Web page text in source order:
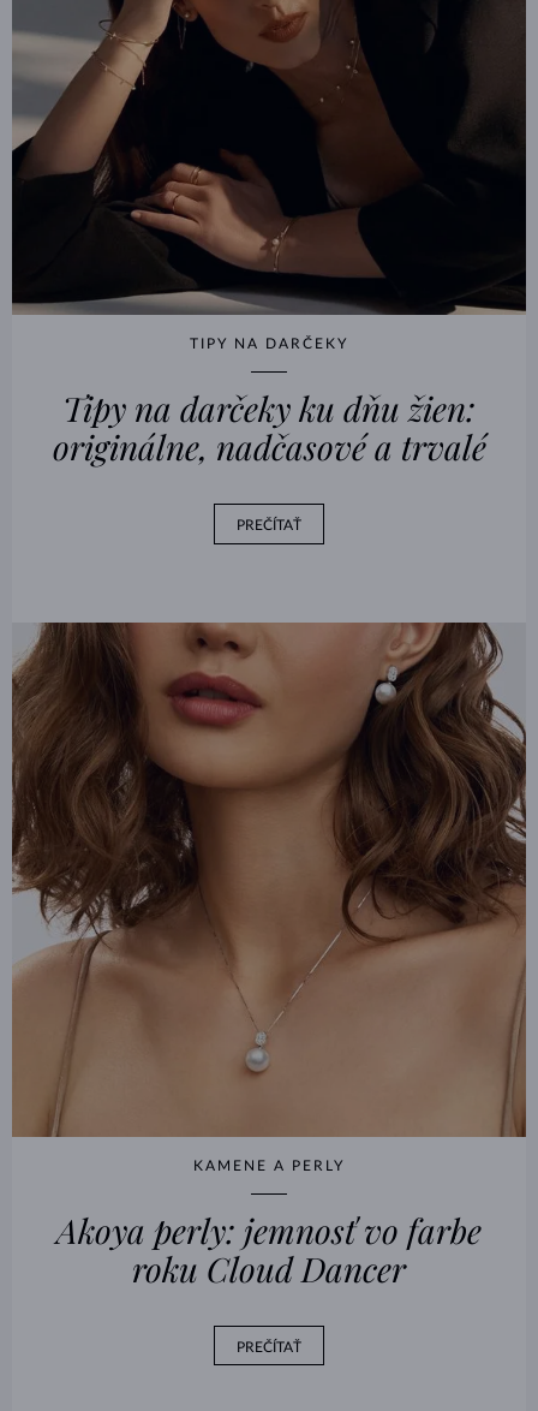
TIPY NA DARČEKY
Tipy na darčeky ku dňu žien:
originálne, nadčasové a trvalé
PREČÍTAŤ
KAMENE A PERLY
Akoya perly: jemnosť vo farbe
roku Cloud Dancer
PREČÍTAŤ